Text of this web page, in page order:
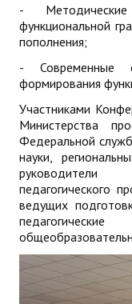
-
функциональной
пополнения;
- Современные
формирования
Участниками
Министерства
Федеральной
науки,
руководители
педагогического
ведущих